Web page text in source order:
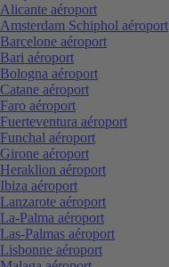
Alicante aéroport
Amsterdam Schiphol aéroport
Barcelone aéroport
Bari aéroport
Bologna aéroport
Catane aéroport
Faro aéroport
Fuerteventura aéroport
Funchal aéroport
Girone aéroport
Heraklion aéroport
Ibiza aéroport
Lanzarote aéroport
La-Palma aéroport
Las-Palmas aéroport
Lisbonne aéroport